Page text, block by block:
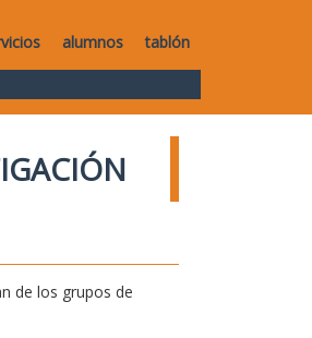
alumnos tablón
de los grupos de